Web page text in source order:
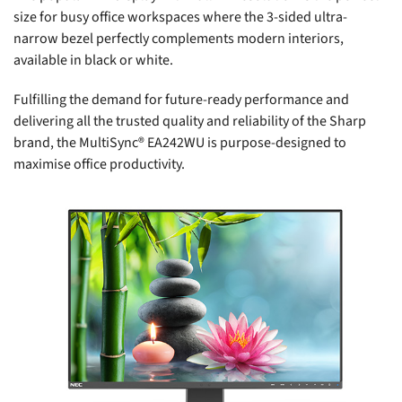
size for busy office workspaces where the 3-sided ultra-
narrow bezel perfectly complements modern interiors,
available in black or white.
Fulfilling the demand for future-ready performance and
delivering all the trusted quality and reliability of the Sharp
brand, the MultiSync® EA242WU is purpose-designed to
maximise office productivity.